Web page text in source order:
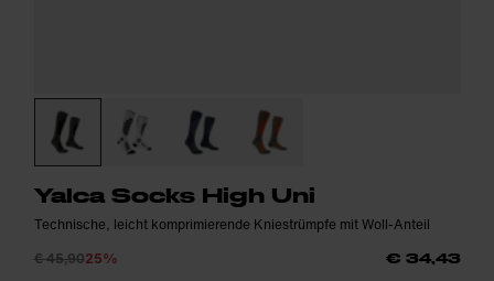
Yalca Socks High Uni
Technische, leicht komprimierende Kniestrümpfe mit Woll-Anteil
€ 45,9025% € 34,43